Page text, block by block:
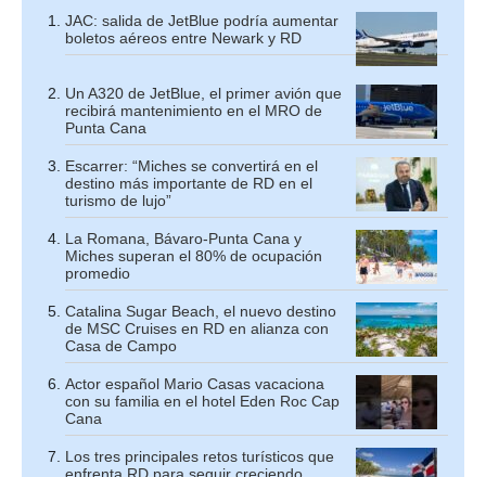
JAC: salida de JetBlue podría aumentar
boletos aéreos entre Newark y RD
Un A320 de JetBlue, el primer avión que
recibirá mantenimiento en el MRO de
Punta Cana
Escarrer: “Miches se convertirá en el
destino más importante de RD en el
turismo de lujo”
La Romana, Bávaro-Punta Cana y
Miches superan el 80% de ocupación
promedio
Catalina Sugar Beach, el nuevo destino
de MSC Cruises en RD en alianza con
Casa de Campo
Actor español Mario Casas vacaciona
con su familia en el hotel Eden Roc Cap
Cana
Los tres principales retos turísticos que
enfrenta RD para seguir creciendo